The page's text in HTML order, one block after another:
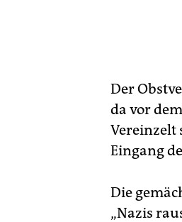
Der
da vor
Vereinzelt
Eingang
Die
„Nazis